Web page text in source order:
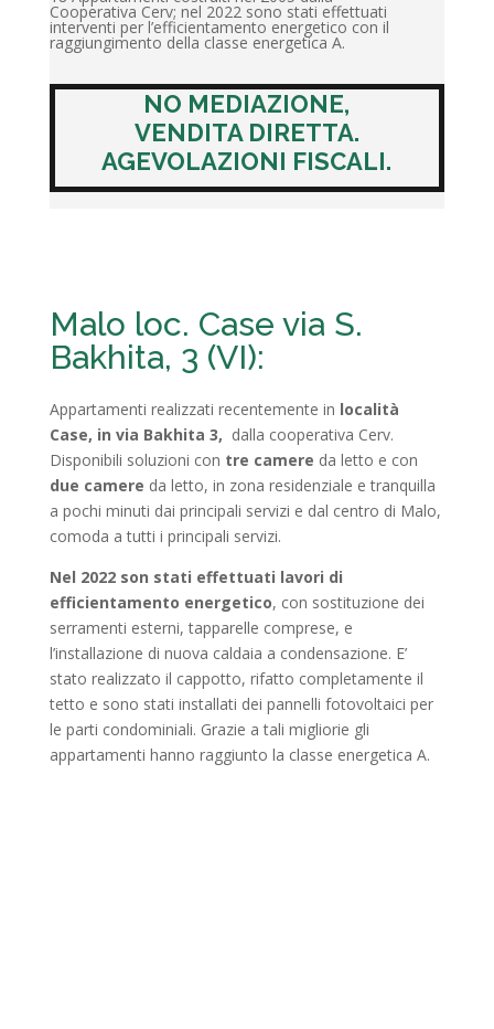
Cooperativa Cerv; nel 2022 sono stati effettuati
interventi per l’efficientamento energetico con il
raggiungimento della classe energetica A.
NO MEDIAZIONE,
VENDITA DIRETTA.
AGEVOLAZIONI FISCALI.
Malo loc. Case via S.
Bakhita, 3 (VI):
Appartamenti realizzati recentemente in località
Case, in via Bakhita 3, dalla cooperativa Cerv.
Disponibili soluzioni con tre camere da letto e con
due camere da letto, in zona residenziale e tranquilla
a pochi minuti dai principali servizi e dal centro di Malo,
comoda a tutti i principali servizi.
Nel 2022 son stati effettuati lavori di
efficientamento energetico, con sostituzione dei
serramenti esterni, tapparelle comprese, e
l’installazione di nuova caldaia a condensazione. E’
stato realizzato il cappotto, rifatto completamente il
tetto e sono stati installati dei pannelli fotovoltaici per
le parti condominiali. Grazie a tali migliorie gli
appartamenti hanno raggiunto la classe energetica A.